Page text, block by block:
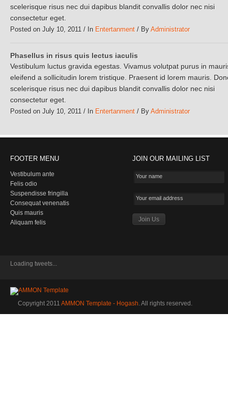
scelerisque risus nec dui dapibus blandit convallis dolor nec nisi
consectetur eget.
Posted on July 10, 2011 / In Entertanment / By Administrator
Phasellus in risus quis lectus iaculis
Vestibulum luctus gravida egestas. Vivamus volutpat purus in
eleifend a sollicitudin lorem tristique. Praesent id lorem mauris.
scelerisque risus nec dui dapibus blandit convallis dolor nec nisi
consectetur eget.
Posted on July 10, 2011 / In Entertanment / By Administrator
FOOTER MENU
Vestibulum ante
Felis odio
Suspendisse fringilla
Consequat venenatis
Quis mauris
Aliquam felis
JOIN OUR MAILING LIST
Your name
Your email address
Loading tweets...
Copyright 2011 AMMON Template - Hogash. All rights reserved.